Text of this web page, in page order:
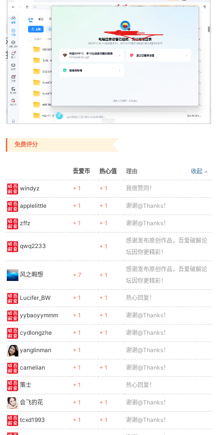
po
jie.
免费评分
吾爱币 热心值 收起
理由
windyz + 1 + 1 我很赞同！
applelittle + 1 + 1 谢谢@Thanks！
zffz + 1 + 1 谢谢@Thanks！
qwq2233 + 1
感谢发布原创作品，吾爱破解论
坛因你更精彩！
风之暇想 + 7 + 1
感谢发布原创作品，吾爱破解论
坛因你更精彩！
Lucifer_BW + 1 + 1 热心回复！
yybaoyymmm + 1 + 1 谢谢@Thanks！
cydlongzhe + 1 + 1 谢谢@Thanks！
yanglinman + 1 谢谢@Thanks！
carnelian + 1 + 1 谢谢@Thanks！
策士 + 1 热心回复！
会飞的花 + 1 + 1 谢谢@Thanks！
tcxd1993 + 1 + 1 谢谢@Thanks！